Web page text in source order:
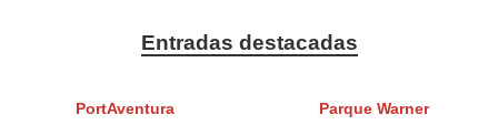
Entradas destacadas
PortAventura Parque Warner